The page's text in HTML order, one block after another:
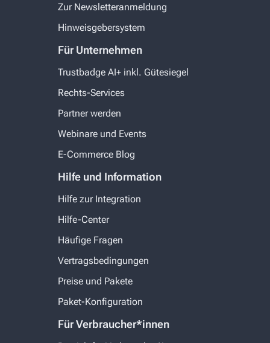
Zur Newsletteranmeldung
Hinweisgebersystem
Für Unternehmen
Trustbadge AI+ inkl. Gütesiegel
Rechts-Services
Partner werden
Webinare und Events
E-Commerce Blog
Hilfe und Information
Hilfe zur Integration
Hilfe-Center
Häufige Fragen
Vertragsbedingungen
Preise und Pakete
Paket-Konfiguration
Für Verbraucher*innen